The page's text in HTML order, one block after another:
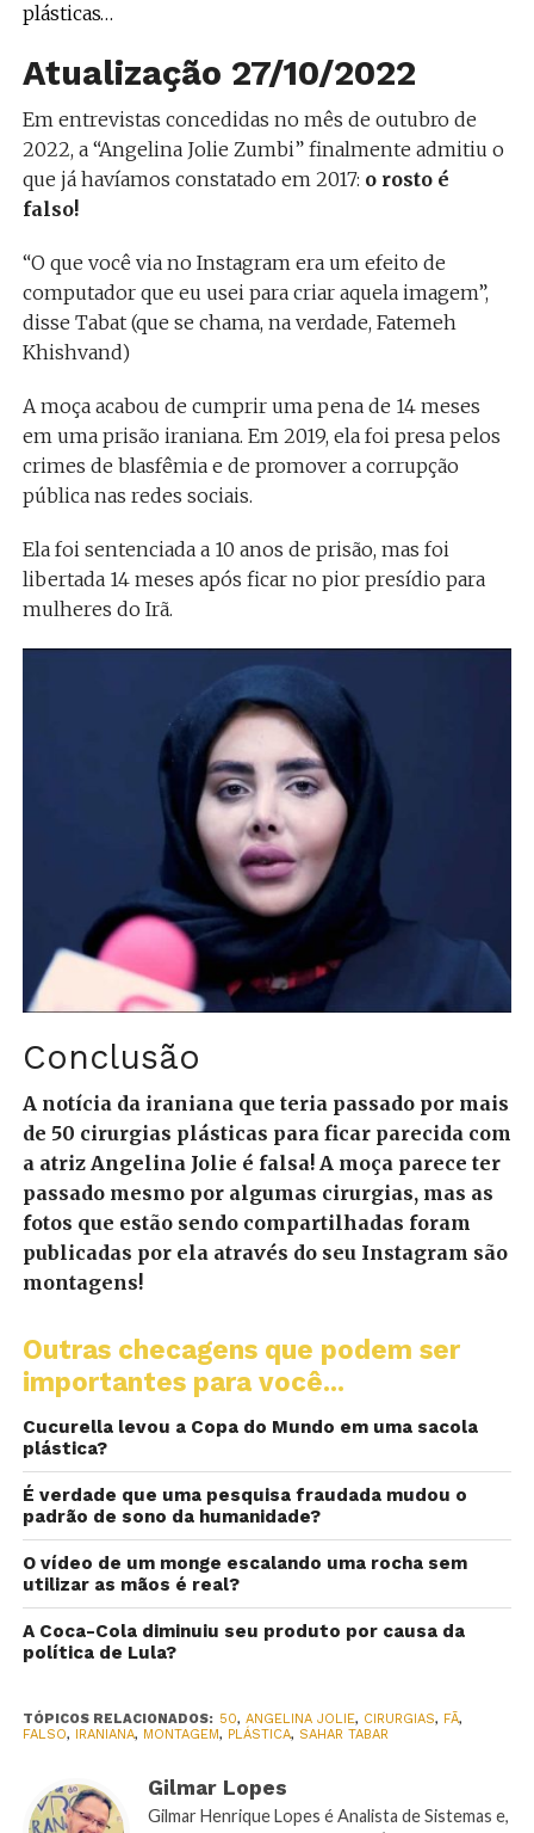
plásticas…
Atualização 27/10/2022
Em entrevistas concedidas no mês de outubro de
2022, a “Angelina Jolie Zumbi” finalmente admitiu o
que já havíamos constatado em 2017: o rosto é
falso!
“O que você via no Instagram era um efeito de
computador que eu usei para criar aquela imagem”,
disse Tabat (que se chama, na verdade, Fatemeh
Khishvand)
A moça acabou de cumprir uma pena de 14 meses
em uma prisão iraniana. Em 2019, ela foi presa pelos
crimes de blasfêmia e de promover a corrupção
pública nas redes sociais.
Ela foi sentenciada a 10 anos de prisão, mas foi
libertada 14 meses após ficar no pior presídio para
mulheres do Irã.
Conclusão
A notícia da iraniana que teria passado por mais
de 50 cirurgias plásticas para ficar parecida com
a atriz Angelina Jolie é falsa! A moça parece ter
passado mesmo por algumas cirurgias, mas as
fotos que estão sendo compartilhadas foram
publicadas por ela através do seu Instagram são
montagens!
Outras checagens que podem ser
importantes para você...
Cucurella levou a Copa do Mundo em uma sacola
plástica?
É verdade que uma pesquisa fraudada mudou o
padrão de sono da humanidade?
O vídeo de um monge escalando uma rocha sem
utilizar as mãos é real?
A Coca-Cola diminuiu seu produto por causa da
política de Lula?
TÓPICOS RELACIONADOS: 50, ANGELINA JOLIE, CIRURGIAS, FÃ,
FALSO, IRANIANA, MONTAGEM, PLÁSTICA, SAHAR TABAR
Gilmar Lopes
Gilmar Henrique Lopes é Analista de Sistemas e,